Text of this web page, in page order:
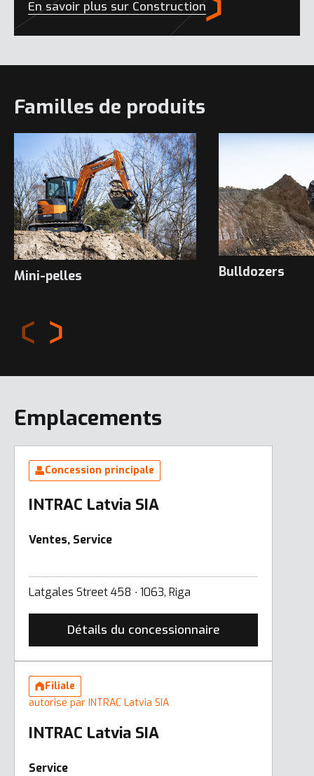
En savoir plus sur Construction
Familles de produits
Mini-pelles Bulldozers
Emplacements
Concession principale
INTRAC Latvia SIA
Ventes, Service
Latgales Street 458 ∙ 1063, Riga
Détails du concessionnaire
Filiale
autorisé par INTRAC Latvia SIA
INTRAC Latvia SIA
Service